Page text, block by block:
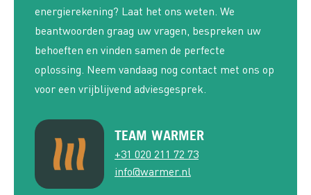
energierekening? Laat het ons weten. We
beantwoorden graag uw vragen, bespreken uw
behoeften en vinden samen de perfecte
oplossing. Neem vandaag nog contact met ons op
voor een vrijblijvend adviesgesprek.
TEAM WARMER
+31 020 211 72 73
info@warmer.nl